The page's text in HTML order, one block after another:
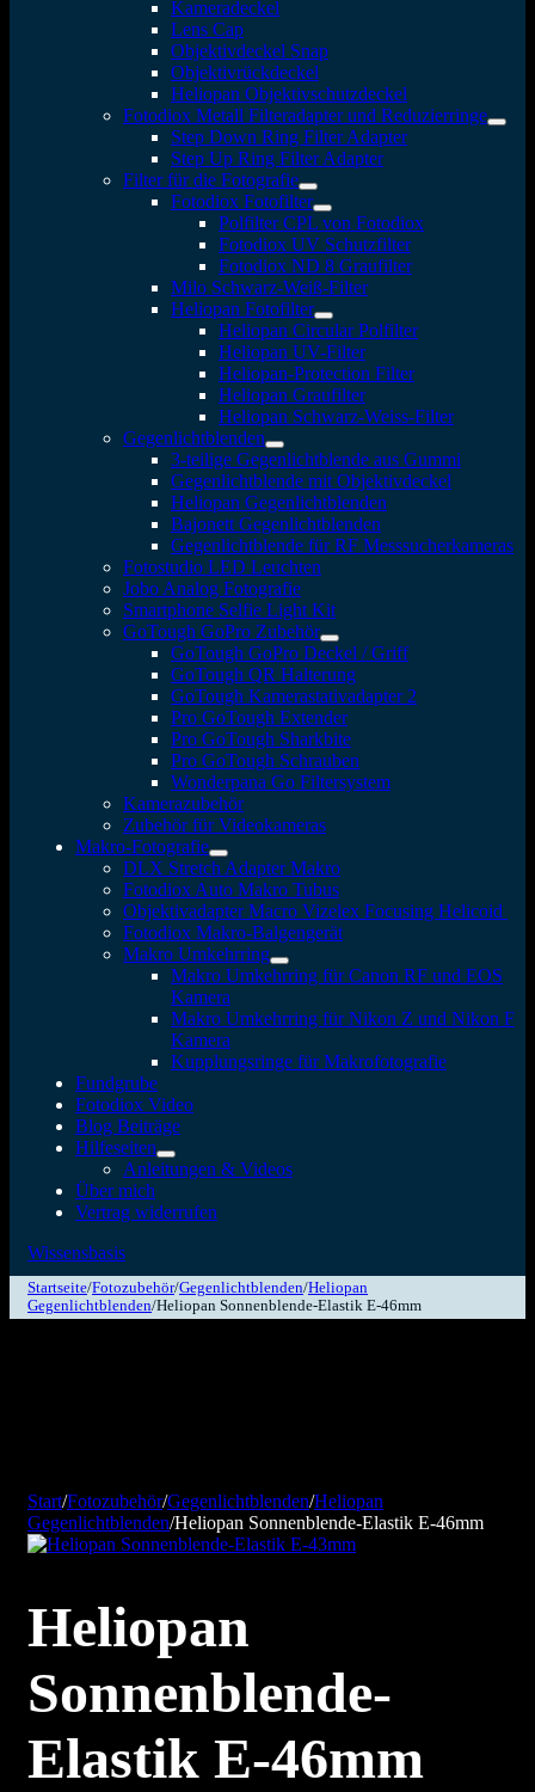
Kameradeckel
Lens Cap
Objektivdeckel Snap
Objektivrückdeckel
Heliopan Objektivschutzdeckel
Fotodiox Metall Filteradapter und Reduzierringe
Step Down Ring Filter Adapter
Step Up Ring Filter Adapter
Filter für die Fotografie
Fotodiox Fotofilter
Polfilter CPL von Fotodiox
Fotodiox UV Schutzfilter
Fotodiox ND 8 Graufilter
Milo Schwarz-Weiß-Filter
Heliopan Fotofilter
Heliopan Circular Polfilter
Heliopan UV-Filter
Heliopan-Protection Filter
Heliopan Graufilter
Heliopan Schwarz-Weiss-Filter
Gegenlichtblenden
3-teilige Gegenlichtblende aus Gummi
Gegenlichtblende mit Objektivdeckel
Heliopan Gegenlichtblenden
Bajonett Gegenlichtblenden
Gegenlichtblende für RF Messsucherkameras
Fotostudio LED Leuchten
Jobo Analog Fotografie
Smartphone Selfie Light Kit
GoTough GoPro Zubehör
GoTough GoPro Deckel / Griff
GoTough QR Halterung
GoTough Kamerastativadapter 2
Pro GoTough Extender
Pro GoTough Sharkbite
Pro GoTough Schrauben
Wonderpana Go Filtersystem
Kamerazubehör
Zubehör für Videokameras
Makro-Fotografie
DLX Stretch Adapter Makro
Fotodiox Auto Makro Tubus
Objektivadapter Macro Vizelex Focusing Helicoid
Fotodiox Makro-Balgengerät
Makro Umkehrring
Makro Umkehrring für Canon RF und EOS
Kamera
Makro Umkehrring für Nikon Z und Nikon F
Kamera
Kupplungsringe für Makrofotografie
Fundgrube
Fotodiox Video
Blog Beiträge
Hilfeseiten
Anleitungen & Videos
Über mich
Vertrag widerrufen
Wissensbasis
Startseite/Fotozubehör/Gegenlichtblenden/Heliopan
Gegenlichtblenden/Heliopan Sonnenblende-Elastik E-46mm
Start/Fotozubehör/Gegenlichtblenden/Heliopan
Gegenlichtblenden/Heliopan Sonnenblende-Elastik E-46mm
Heliopan
Sonnenblende-
Elastik E-46mm